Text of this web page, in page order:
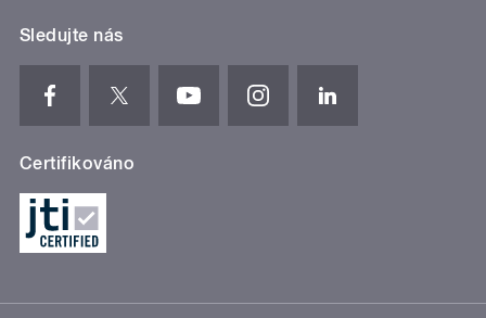
Sledujte nás
Certifikováno